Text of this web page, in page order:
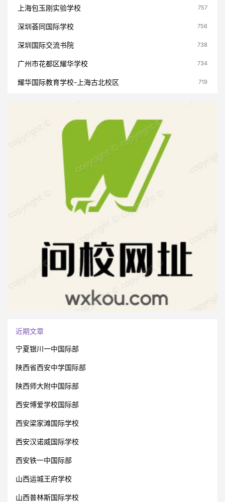
上海包玉刚实验学校 757
深圳荟同国际学校 756
深圳国际交流书院 738
广州市花都区耀华学校 734
耀华国际教育学校-上海古北校区 719
近期文章
宁夏银川一中国际部
陕西省西安中学国际部
陕西师大附中国际部
西安博爱学校国际部
西安梁家滩国际学校
西安汉诺威国际学校
西安铁一中国际部
山西运城王府学校
山西普林斯国际学校